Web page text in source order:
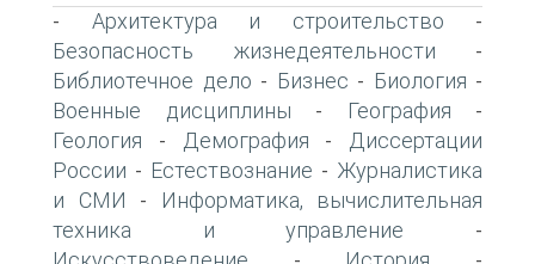
- Архитектура и строительство -
Безопасность жизнедеятельности -
Библиотечное дело - Бизнес - Биология -
Военные дисциплины - География -
Геология - Демография -
Диссертации
России - Естествознание - Журналистика
и СМИ -
Информатика, вычислительная
техника и управление -